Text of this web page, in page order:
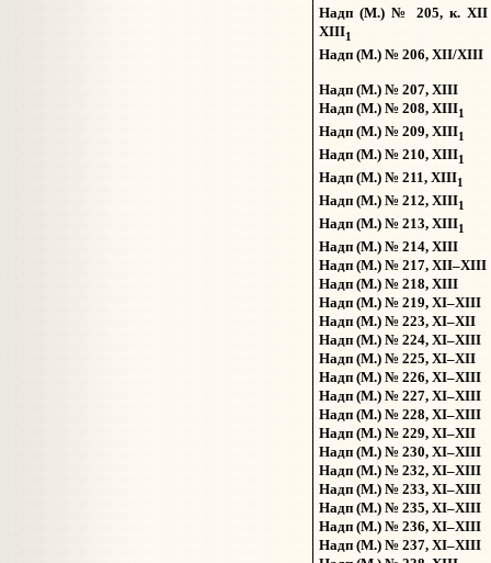
Надп (М.) № 205, к. XII
XIII1
Надп (М.) № 206, XII/XIII
Надп (М.) № 207, XIII
Надп (М.) № 208, XIII1
Надп (М.) № 209, XIII1
Надп (М.) № 210, XIII1
Надп (М.) № 211, XIII1
Надп (М.) № 212, XIII1
Надп (М.) № 213, XIII1
Надп (М.) № 214, XIII
Надп (М.) № 217, XII–XIII
Надп (М.) № 218, XIII
Надп (М.) № 219, XI–XIII
Надп (М.) № 223, XI–XII
Надп (М.) № 224, XI–XIII
Надп (М.) № 225, XI–XII
Надп (М.) № 226, XI–XIII
Надп (М.) № 227, XI–XIII
Надп (М.) № 228, XI–XIII
Надп (М.) № 229, XI–XII
Надп (М.) № 230, XI–XIII
Надп (М.) № 232, XI–XIII
Надп (М.) № 233, XI–XIII
Надп (М.) № 235, XI–XIII
Надп (М.) № 236, XI–XIII
Надп (М.) № 237, XI–XIII